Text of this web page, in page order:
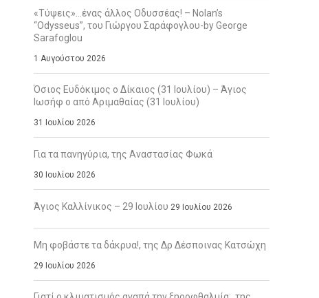
«Τύψεις»…ένας άλλος Οδυσσέας! – Nolan’s
“Odysseus”, του Γιώργου Σαράφογλου-by George
Sarafoglou
1 Αυγούστου 2026
Όσιος Ευδόκιμος ο Δίκαιος (31 Ιουλίου) – Άγιος
Ιωσήφ ο από Αριμαθαίας (31 Ιουλίου)
31 Ιουλίου 2026
Για τα πανηγύρια, της Αναστασίας Φωκά
30 Ιουλίου 2026
Άγιος Καλλίνικος – 29 Ιουλίου 29 Ιουλίου 2026
Μη φοβάστε τα δάκρυα!, της Δρ Δέσποινας Κατσώχη
29 Ιουλίου 2026